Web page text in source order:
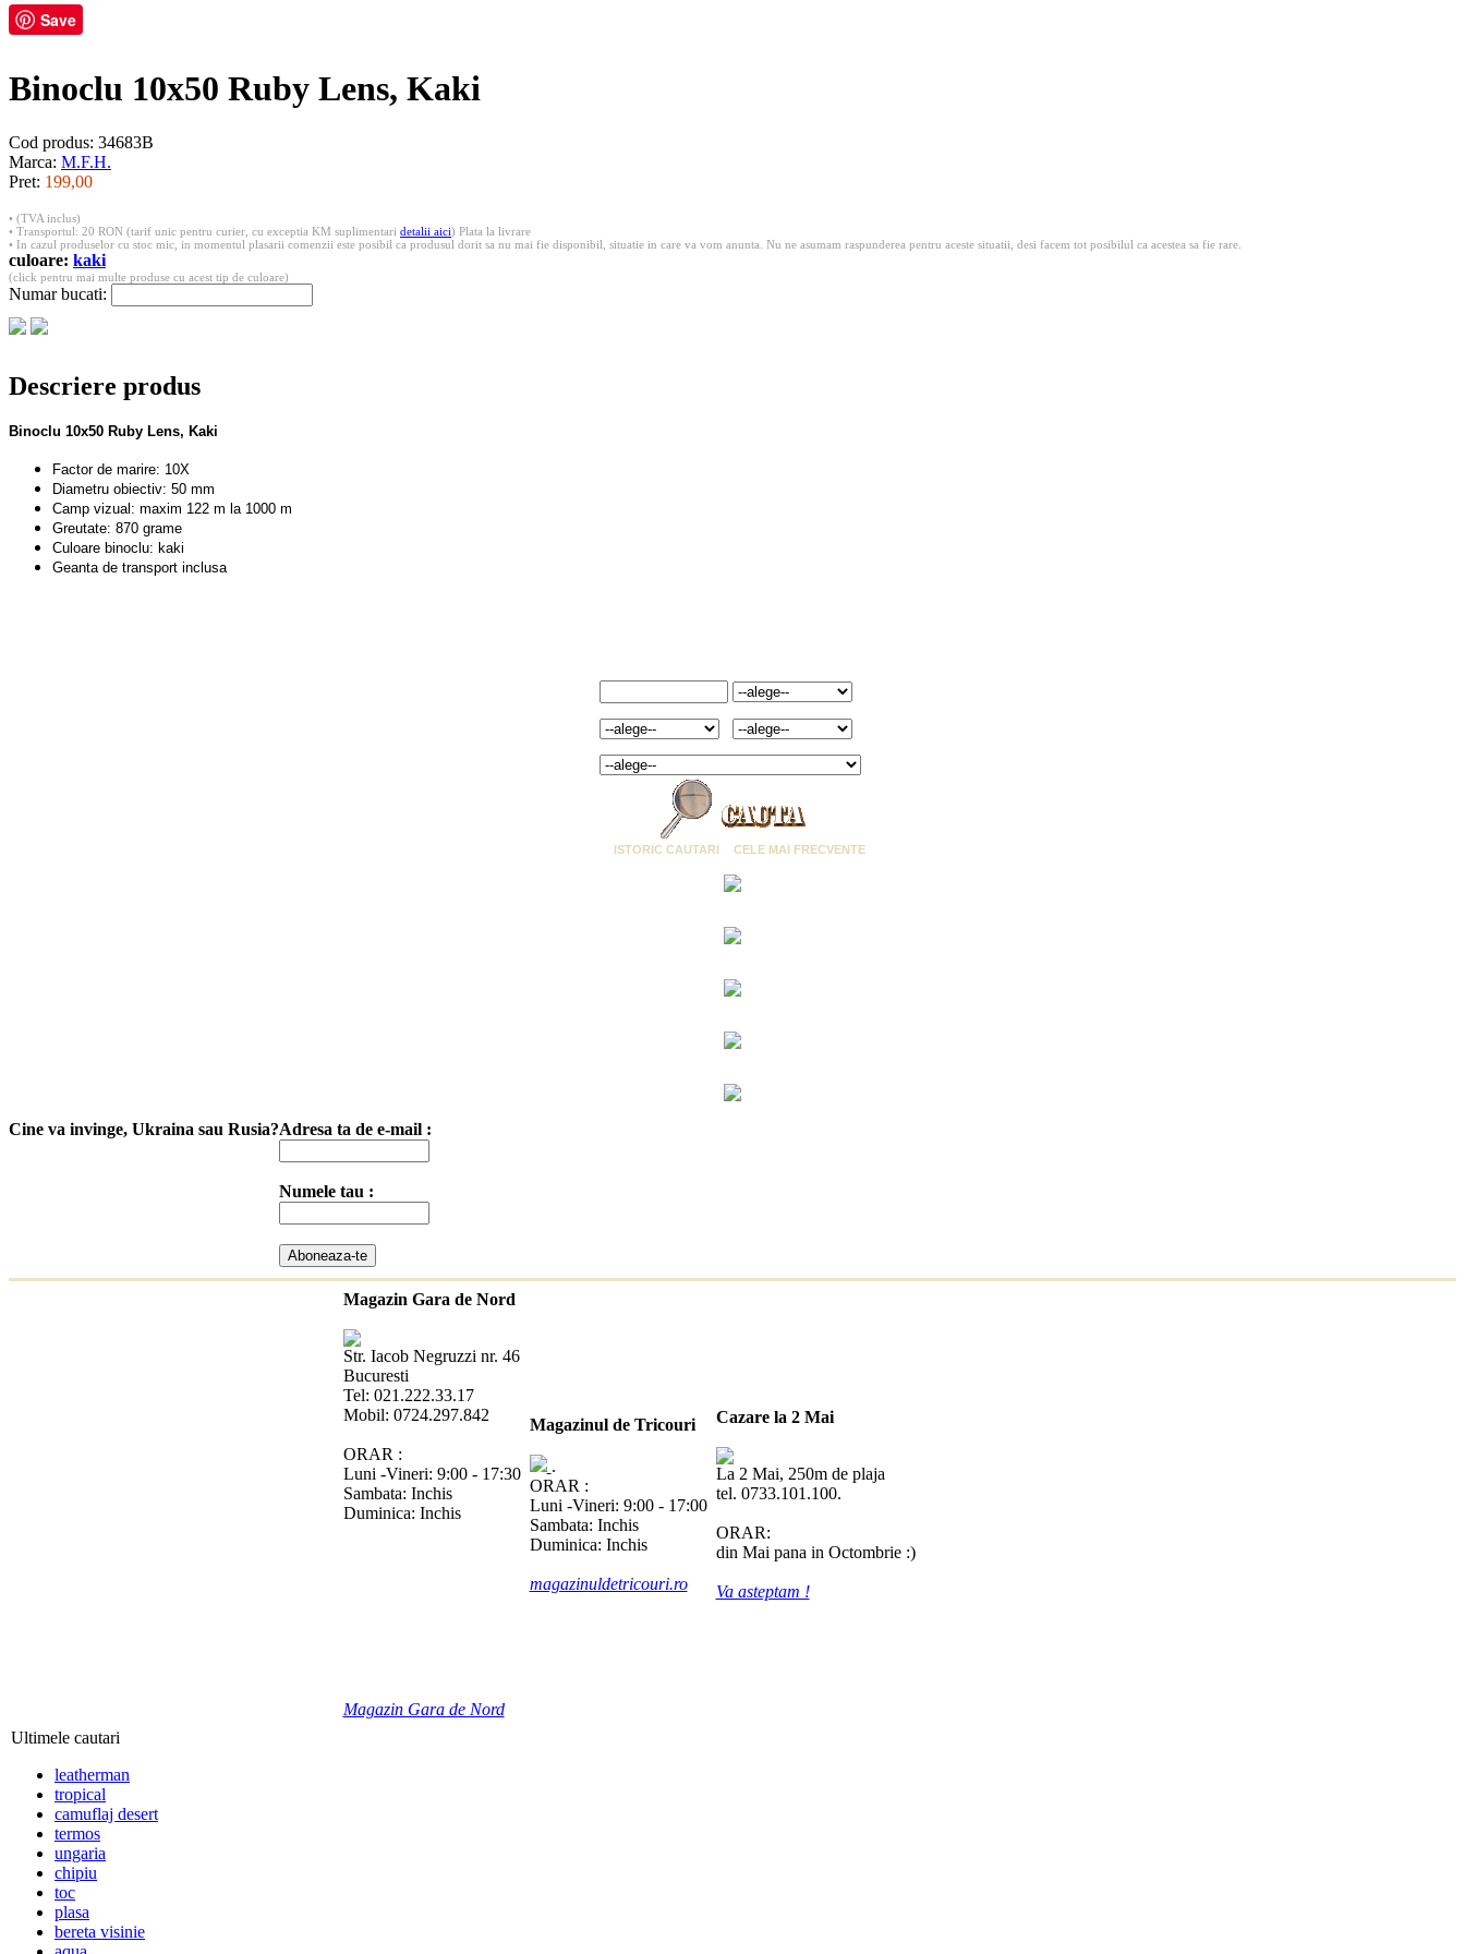
Save
Binoclu 10x50 Ruby Lens, Kaki
Cod produs: 34683B
Marca: M.F.H.
Pret: 199,00
• (TVA inclus)
• Transportul: 20 RON (tarif unic pentru curier, cu exceptia KM suplimentari detalii aici) Plata la livrare
• In cazul produselor cu stoc mic, in momentul plasarii comenzii este posibil ca produsul dorit sa nu mai fie disponibil, situatie in care va vom anunta. Nu ne asumam raspunderea pentru aceste situatii, desi facem tot posibilul ca acestea sa fie rare.
culoare: kaki
(click pentru mai multe produse cu acest tip de culoare)
Numar bucati:
Descriere produs
Binoclu 10x50 Ruby Lens, Kaki
Factor de marire: 10X
Diametru obiectiv: 50 mm
Camp vizual: maxim 122 m la 1000 m
Greutate: 870 grame
Culoare binoclu: kaki
Geanta de transport inclusa
ISTORIC CAUTARI CELE MAI FRECVENTE
Cine va invinge, Ukraina sau Rusia?Adresa ta de e-mail :
Numele tau :
Magazin Gara de Nord
Str. Iacob Negruzzi nr. 46
Bucuresti
Tel: 021.222.33.17
Mobil: 0724.297.842
ORAR :
Luni -Vineri: 9:00 - 17:30
Sambata: Inchis
Duminica: Inchis
Magazin Gara de Nord
Magazinul de Tricouri
.
ORAR :
Luni -Vineri: 9:00 - 17:00
Sambata: Inchis
Duminica: Inchis
magazinuldetricouri.ro
Cazare la 2 Mai
La 2 Mai, 250m de plaja
tel. 0733.101.100.
ORAR:
din Mai pana in Octombrie :)
Va asteptam !
Ultimele cautari
leatherman
tropical
camuflaj desert
termos
ungaria
chipiu
toc
plasa
bereta visinie